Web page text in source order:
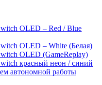
OLED – Red / Blue
OLED – White (Белая)
OLED (GameReplay)
красный неон / синий
автономной работы